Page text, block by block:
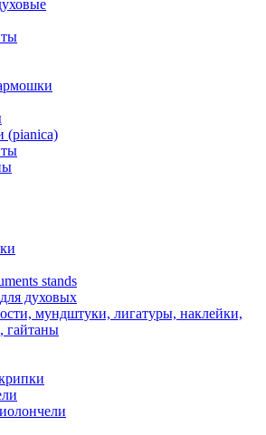
(pianica)
stands
духовых
мундштуки, лигатуры, наклейки,
гайтаны